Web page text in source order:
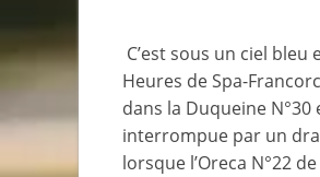
C’est sous un ciel
Heures de Spa-
dans la Duqueine
interrompue par un
lorsque l’Oreca N°22